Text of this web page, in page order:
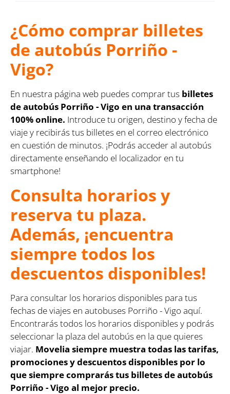
¿Cómo comprar billetes
de autobús Porriño -
Vigo?
En nuestra página web puedes comprar tus billetes
de autobús Porriño - Vigo en una transacción
100% online. Introduce tu origen, destino y fecha de
viaje y recibirás tus billetes en el correo electrónico
en cuestión de minutos. ¡Podrás acceder al autobús
directamente enseñando el localizador en tu
smartphone!
Consulta horarios y
reserva tu plaza.
Además, ¡encuentra
siempre todos los
descuentos disponibles!
Para consultar los horarios disponibles para tus
fechas de viajes en autobuses Porriño - Vigo aquí.
Encontrarás todos los horarios disponibles y podrás
seleccionar la plaza del autobús en la que quieres
viajar. Movelia siempre muestra todas las tarifas,
promociones y descuentos disponibles por lo
que siempre comprarás tus billetes de autobús
Porriño - Vigo al mejor precio.